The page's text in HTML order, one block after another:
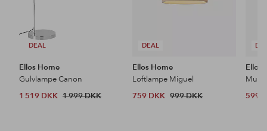
DEAL
Ellos Home
Gulvlampe Canon
1 519 DKK 1 999 DKK
DEAL
Ellos Home
Loftlampe Miguel
759 DKK 999 DKK
Ellos
599